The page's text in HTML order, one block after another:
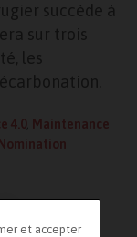
et accepter
succède à
sur trois
les
4.0
Maintenance
Nomination